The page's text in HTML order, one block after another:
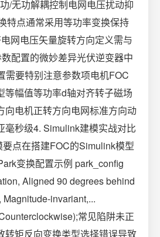
/无功解耦控制电网电压扰动抑
特点通常采用等功率变换保持
网电压矢量旋转方向定义需与
配置的微妙差异光伏逆变器中
需要特别注意参数项电机FOC
等幅值等功率d轴对齐转子磁场
向电机正转方向电网标准方向动
毫秒级4. Simulink建模实战对比
点在搭建FOC的Simulink模型
变换配置示例 park_config
Aligned 90 degrees behind
Magnitude-invariant,...
常见陷阱未正
转矩反向变换类型选择错误导致